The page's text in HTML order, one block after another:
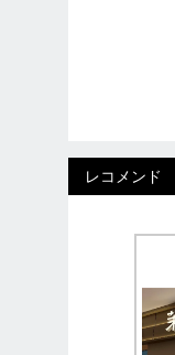
レコメンド